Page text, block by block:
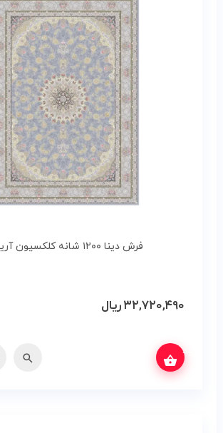
فرش دینا ۱۲۰۰ شانه کلکسیون آریستا
۳۲,۷۲۰,۴۹۰ریال
مقایسه بگیرید